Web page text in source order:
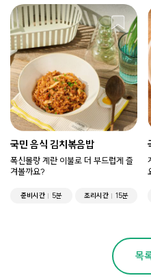
국민 음식 김치볶음밥
폭신몰랑 계란 이불로 더 부드럽게 즐
겨볼까요?
준비시간 5분 조리시간 15분
목